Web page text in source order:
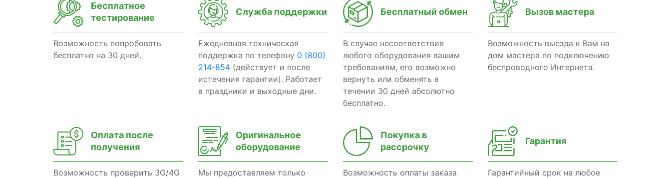
Бесплатное
тестирование
Возможность попробовать
бесплатно на 30 дней.
Служба поддержки
Ежедневная техническая
поддержка по телефону 0 (800)
214-854 (действует и после
истечения гарантии). Работает
в праздники и выходные дни.
Бесплатный обмен
В случае несоответствия
любого оборудования вашим
требованиям, его возможно
вернуть или обменять в
течении 30 дней абсолютно
бесплатно.
Вызов мастера
Возможность выезда к Вам на
дом мастера по подключению
беспроводного Интернета.
Оплата после
получения
Возможность проверить 3G/4G
Оригинальное
оборудование
Мы предоставляем только
Покупка в
рассрочку
Возможность оплаты заказа
Гарантия
Гарантийный срок на любое